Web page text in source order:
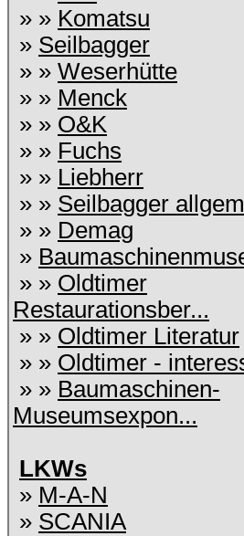
» » Komatsu
» Seilbagger
» » Weserhütte
» » Menck
» » O&K
» » Fuchs
» » Liebherr
» » Seilbagger
» » Demag
»
» » Oldtimer
Restaurationsber...
» » Oldtimer Literatur
» » Oldtimer -
» » Baumaschinen-
Museumsexpon...
LKWs
» M-A-N
» SCANIA